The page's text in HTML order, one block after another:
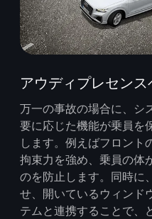
アウディプレセンス
万一の事故の場合に、シ
要に応じた機能が乗員を
します。例えばフロント
拘束力を強め、乗員の体
のを防止します。同時に
せ、開いているウィンド
テムと連携することで、